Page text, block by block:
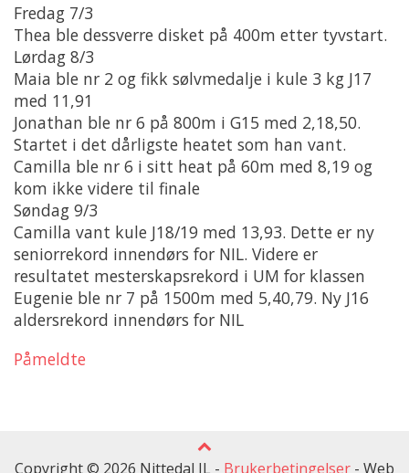
Fredag 7/3
Thea ble dessverre disket på 400m etter tyvstart.
Lørdag 8/3
Maia ble nr 2 og fikk sølvmedalje i kule 3 kg J17
med 11,91
Jonathan ble nr 6 på 800m i G15 med 2,18,50.
Startet i det dårligste heatet som han vant.
Camilla ble nr 6 i sitt heat på 60m med 8,19 og
kom ikke videre til finale
Søndag 9/3
Camilla vant kule J18/19 med 13,93. Dette er ny
seniorrekord innendørs for NIL. Videre er
resultatet mesterskapsrekord i UM for klassen
Eugenie ble nr 7 på 1500m med 5,40,79. Ny J16
aldersrekord innendørs for NIL
Påmeldte
Copyright © 2026 Nittedal IL - Brukerbetingelser - Web